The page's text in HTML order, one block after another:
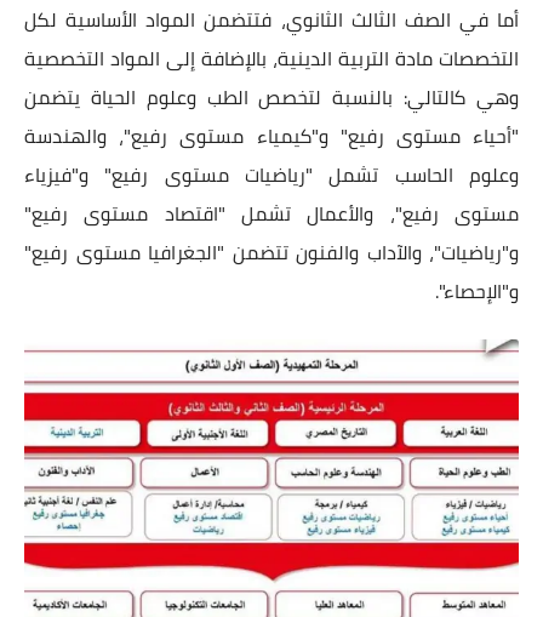
أما في الصف الثالث الثانوي، فتتضمن المواد الأساسية لكل
التخصصات مادة التربية الدينية، بالإضافة إلى المواد التخصصية
وهي كالتالي: بالنسبة لتخصص الطب وعلوم الحياة يتضمن
"أحياء مستوى رفيع" و"كيمياء مستوى رفيع"، والهندسة
وعلوم الحاسب تشمل "رياضيات مستوى رفيع" و"فيزياء
مستوى رفيع"، والأعمال تشمل "اقتصاد مستوى رفيع"
و"رياضيات"، والآداب والفنون تتضمن "الجغرافيا مستوى رفيع"
و"الإحصاء".